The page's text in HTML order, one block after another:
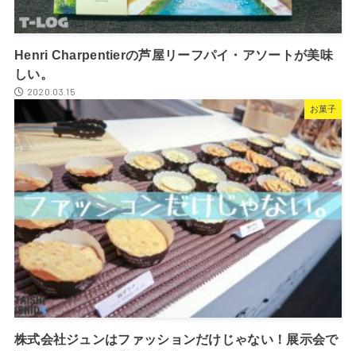
Henri Charpentierの芦屋リーフパイ・アソートが美味
しい。
2020.03.15
お菓子
株式会社ジュンはファッションだけじゃない！展示会で